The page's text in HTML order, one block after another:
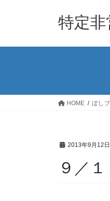
特定
HOME ぽし
2013年9月12日
９／